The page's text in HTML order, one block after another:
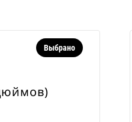
Выбрано